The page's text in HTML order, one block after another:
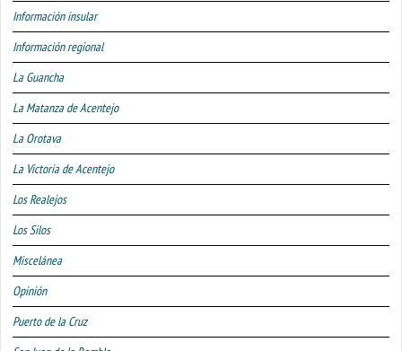
Información insular
Información regional
La Guancha
La Matanza de Acentejo
La Orotava
La Victoria de Acentejo
Los Realejos
Los Silos
Miscelánea
Opinión
Puerto de la Cruz